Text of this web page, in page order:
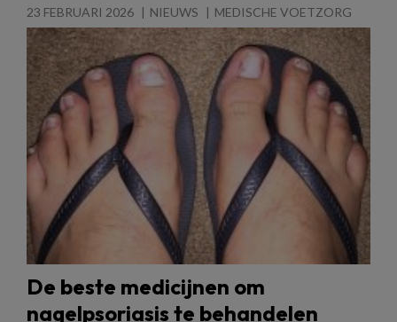
23 FEBRUARI 2026 NIEUWS MEDISCHE VOETZORG
De beste medicijnen om
nagelpsoriasis te behandelen